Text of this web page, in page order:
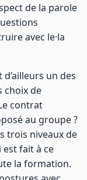
de la parole
avec le·la
un des
choix de
contrat
au groupe ?
trois niveaux de
fait à ce
la formation.